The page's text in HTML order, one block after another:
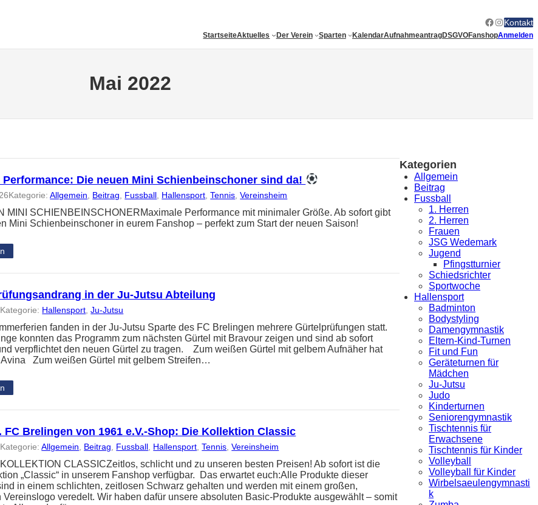
Facebook
Instagram
Kontakt
StartseiteAktuelles Der Verein Sparten KalendarAufnahmeantragDSGVOFanshopAnmelden
Mai 2022
Performance: Die neuen Mini Schienbeinschoner sind da!
Kategorie:Allgemein Beitrag Fussball Hallensport , Tennis , Vereinsheim
MINI SCHIENBEINSCHONERMaximale Performance mit minimaler Größe. Ab sofort gibt
Mini Schienbeinschoner in eurem Fanshop – perfekt zum Start der neuen Saison!
in der Ju-Jutsu Abteilung
Kategorie: Hallensport , Ju-Jutsu
fanden in der Ju-Jutsu Sparte des FC Brelingen mehrere Gürtelprüfungen statt.
konnten das Programm zum nächsten Gürtel mit Bravour zeigen und sind ab sofort
verpflichtet den neuen Gürtel zu tragen. Zum weißen Gürtel mit gelbem Aufnäher hat
Avina Zum weißen Gürtel mit gelbem Streifen…
FC Brelingen von 1961 e.V.-Shop: Die Kollektion Classic
Kategorie:Allgemein, Beitrag, Fussball, Hallensport, Tennis, Vereinsheim
CLASSICZeitlos, schlicht und zu unseren besten Preisen! Ab sofort ist die
„Classic“ in unserem Fanshop verfügbar. Das erwartet euch:Alle Produkte dieser
in einem schlichten, zeitlosen Schwarz gehalten und werden mit einem großen,
Vereinslogo veredelt. Wir haben dafür unsere absoluten Basic-Produkte ausgewählt – somit
Kategorien
Allgemein
Beitrag
Fussball
1. Herren
2. Herren
Frauen
JSG Wedemark
Jugend
Pfingstturnier
Schiedsrichter
Sportwoche
Hallensport
Badminton
Bodystyling
Damengymnastik
Eltern-Kind-Turnen
Fit und Fun
Geräteturnen für
Mädchen
Ju-Jutsu
Judo
Kinderturnen
Seniorengymnastik
Tischtennis für
Erwachsene
Tischtennis für Kinder
Volleyball
Volleyball für Kinder
Wirbelsaeulengymnasti
k